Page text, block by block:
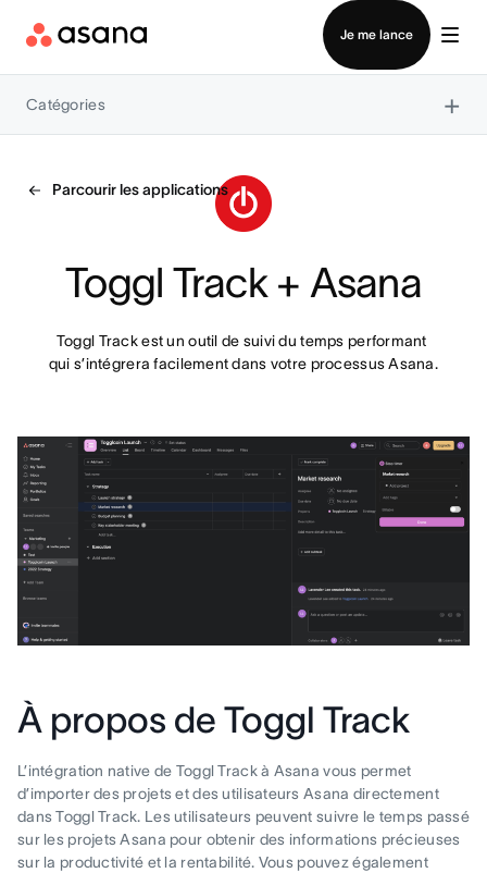
Je me lance
Contacter le service commercial
Catégories ×
Parcourir les applications
Toggl Track + Asana
Toggl Track est un outil de suivi du temps performant
qui s’intégrera facilement dans votre processus Asana.
À propos de Toggl Track
L’intégration native de Toggl Track à Asana vous permet
d’importer des projets et des utilisateurs Asana directement
dans Toggl Track. Les utilisateurs peuvent suivre le temps passé
sur les projets Asana pour obtenir des informations précieuses
sur la productivité et la rentabilité. Vous pouvez également